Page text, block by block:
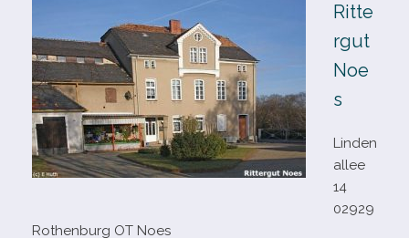
Ritte
rgut
Noe
s
Linden
allee
14
02929
Rothenburg OT Noes